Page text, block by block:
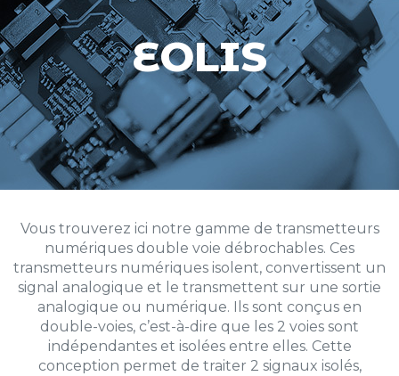
EOLIS
Vous trouverez ici notre gamme de transmetteurs
numériques double voie débrochables. Ces
transmetteurs numériques isolent, convertissent un
signal analogique et le transmettent sur une sortie
analogique ou numérique. Ils sont conçus en
double-voies, c’est-à-dire que les 2 voies sont
indépendantes et isolées entre elles. Cette
conception permet de traiter 2 signaux isolés,